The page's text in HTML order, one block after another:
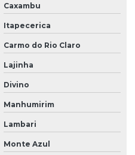
Caxambu
Itapecerica
Carmo do Rio Claro
Lajinha
Divino
Manhumirim
Lambari
Monte Azul